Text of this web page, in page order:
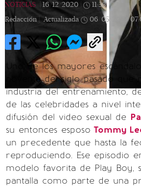
NOTICIAS 16/12/2020 11:58
Redacción |
Actualizada 06/05/2023
Uno de los mayores
noventa del siglo pasado que
industria del entrenamiento,
de las celebridades a nivel
difusión del video sexual de
su entonces esposo Tommy
un precedente que hasta la
reproduciendo. Ese episodio
modelo favorita de Play Boy,
pantalla como parte de una